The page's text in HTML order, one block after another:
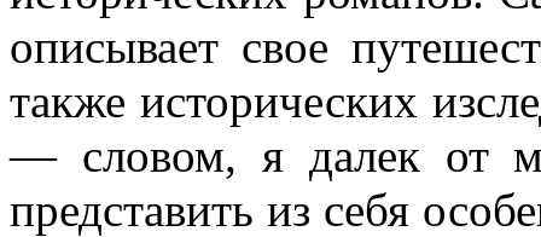
описывает свое
также исторических
— словом, я далек от
представить из себя